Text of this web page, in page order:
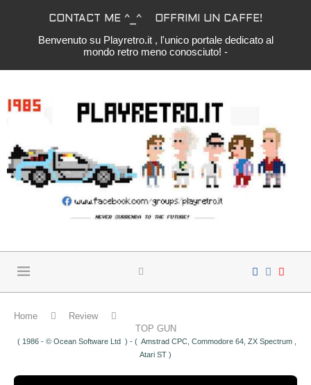
CONTACT ME ^_^ OFFRIMI UN CAFFE!
Benvenuto su Playretro.it , l'unico portale dedicato al
mondo retro meno conosciuto! -
Home
Review
TOP GUN
( 1986 - © Ocean Software Ltd ) - ( Amstrad CPC, Commodore 64, ZX Spectrum ,
Atari ST )